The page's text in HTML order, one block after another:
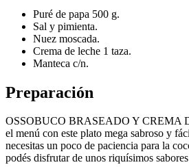
Puré de papa 500 g.
Sal y pimienta.
Nuez moscada.
Crema de leche 1 taza.
Manteca c/n.
Preparación
OSSOBUCO BRASEADO Y CREMA
el menú con este plato mega sabroso y
necesitas un poco de paciencia para la
podés disfrutar de unos riquísimos sabores